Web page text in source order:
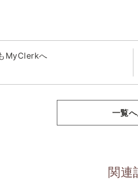
MyClerkへ
一覧
関連